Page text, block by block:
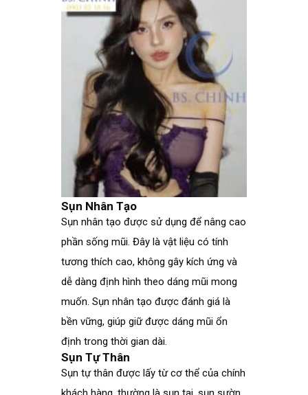
Sụn Nhân Tạo
Sụn nhân tạo được sử dụng để nâng cao
phần sống mũi. Đây là vật liệu có tính
tương thích cao, không gây kích ứng và
dễ dàng định hình theo dáng mũi mong
muốn. Sụn nhân tạo được đánh giá là
bền vững, giúp giữ được dáng mũi ổn
định trong thời gian dài.
Sụn Tự Thân
Sụn tự thân được lấy từ cơ thể của chính